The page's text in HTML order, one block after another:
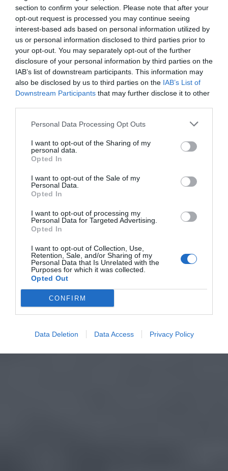
section to confirm your selection. Please note that after your
opt-out request is processed you may continue seeing
interest-based ads based on personal information utilized by
us or personal information disclosed to third parties prior to
your opt-out. You may separately opt-out of the further
disclosure of your personal information by third parties on the
IAB’s list of downstream participants. This information may
also be disclosed by us to third parties on the IAB’s List of
Downstream Participants that may further disclose it to other
Personal Data Processing Opt Outs
I want to opt-out of the Sharing of my
personal data.
Opted In
I want to opt-out of the Sale of my
Personal Data.
Opted In
I want to opt-out of processing my
Personal Data for Targeted Advertising.
Opted In
I want to opt-out of Collection, Use,
Retention, Sale, and/or Sharing of my
Personal Data that Is Unrelated with the
Purposes for which it was collected.
Opted Out
CONFIRM
Data Deletion Data Access Privacy Policy